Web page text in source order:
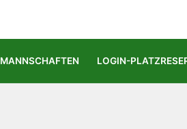
MANNSCHAFTEN LOGIN-